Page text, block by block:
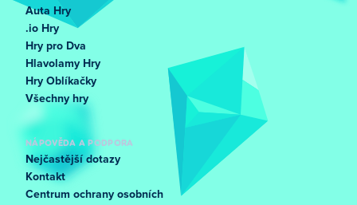
Auta Hry
.io Hry
Hry pro Dva
Hlavolamy Hry
Hry Oblíkačky
Všechny hry
NÁPOVĚDA A PODPORA
Nejčastější dotazy
Kontakt
Centrum ochrany osobních